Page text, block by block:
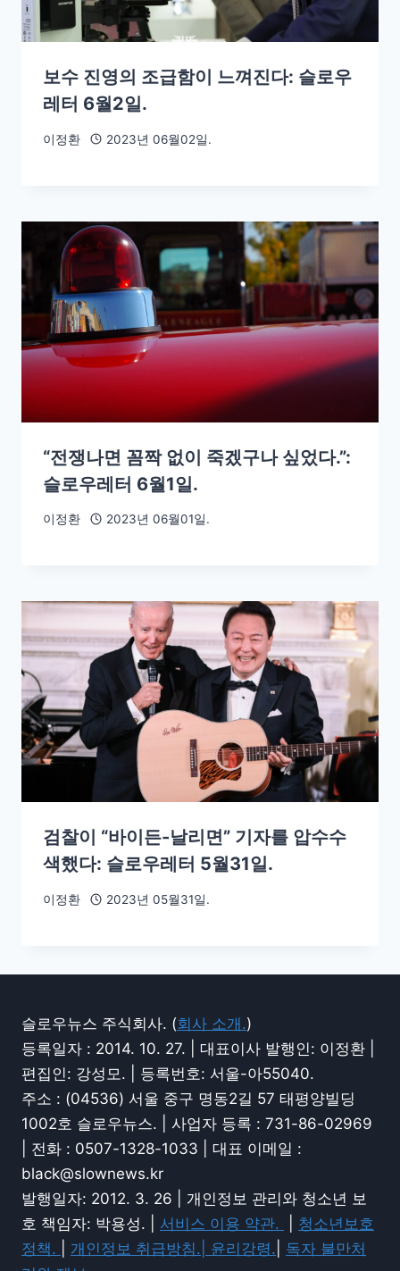
보수 진영의 조급함이 느껴진다: 슬로우
레터 6월2일.
이정환 2023년 06월02일.
“전쟁나면 꼼짝 없이 죽겠구나 싶었다.”:
슬로우레터 6월1일.
이정환 2023년 06월01일.
검찰이 “바이든-날리면” 기자를 압수수
색했다: 슬로우레터 5월31일.
이정환 2023년 05월31일.
슬로우뉴스 주식회사. (회사 소개.)
등록일자 : 2014. 10. 27. | 대표이사 발행인: 이정환 |
편집인: 강성모. | 등록번호: 서울-아55040.
주소 : (04536) 서울 중구 명동2길 57 태평양빌딩
1002호 슬로우뉴스. | 사업자 등록 : 731-86-02969
| 전화 : 0507-1328-1033 | 대표 이메일 :
black@slownews.kr
발행일자: 2012. 3. 26 | 개인정보 관리와 청소년 보
호 책임자: 박용성. | 서비스 이용 약관.
청소년보호
정책.
개인정보 취급방침.| 윤리강령.
독자 불만처